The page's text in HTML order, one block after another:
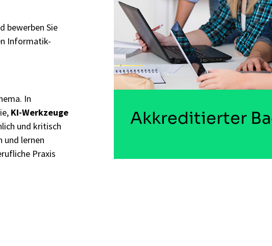
bewerben Sie
Informatik-
In
KI-Werkzeuge
und kritisch
und lernen
Praxis
Akkreditierter